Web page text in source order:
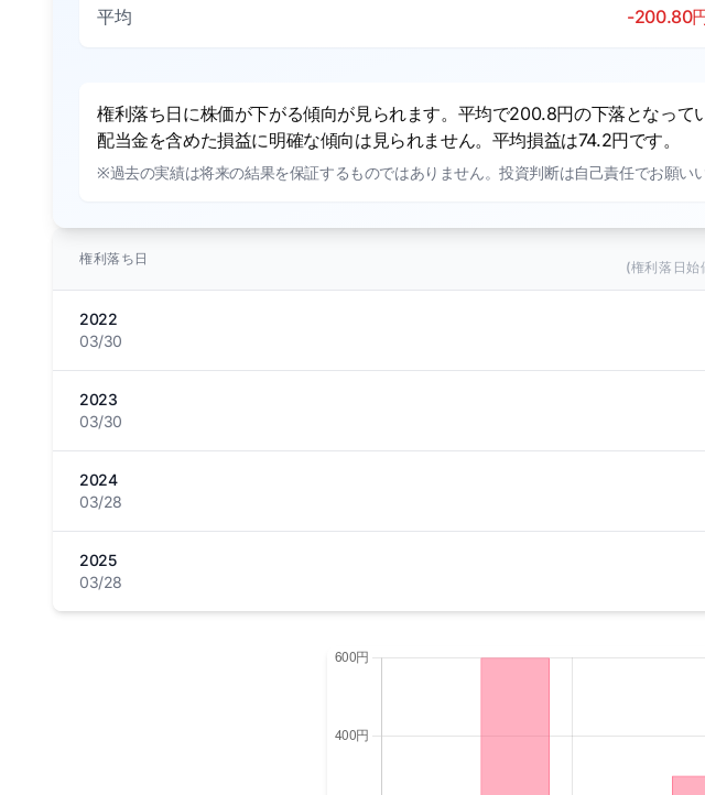
平均
-200.80
権利落ち日に株価が下がる傾向が見られます。平均で200.8円の下落となって
配当金を含めた損益に明確な傾向は見られません。平均損益は74.2円です。
※過去の実績は将来の結果を保証するものではありません。投資判断は自己責任でお願いい
権利落ち日
(権利落日
2022
03/30
2023
03/30
2024
03/28
2025
03/28